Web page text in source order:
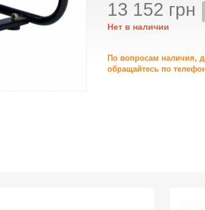
13 152 грн
Нет в наличии
По вопросам наличия,
обращайтесь по